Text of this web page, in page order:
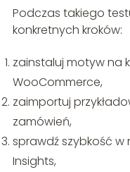
Podczas takiego
konkretnych kroków:
zainstaluj motyw na
WooCommerce,
zaimportuj
zamówień,
sprawdź szybkość
Insights,